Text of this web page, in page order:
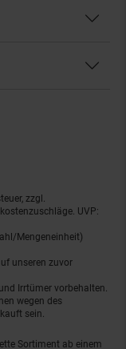
zzgl.
UVP:
Mengeneinheit)
unseren zuvor
Irrtümer vorbehalten.
wegen des
sein.
Sortiment ab einem